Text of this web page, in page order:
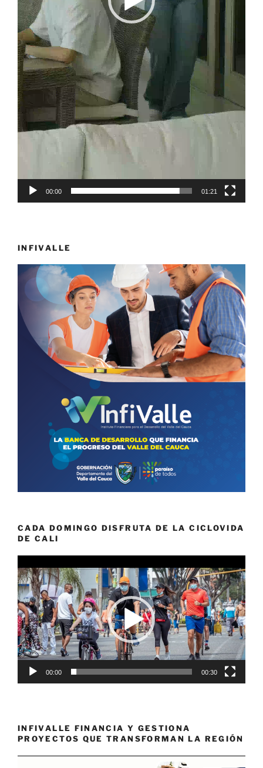
00:00 01:21
INFIVALLE
CADA DOMINGO DISFRUTA DE LA CICLOVIDA
DE CALI
de
vídeo
00:00 00:30
INFIVALLE FINANCIA Y GESTIONA
PROYECTOS QUE TRANSFORMAN LA REGIÓN